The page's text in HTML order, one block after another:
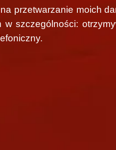
poprzez wysłanie
nazwisko, nazwę redakcji, adres
jest dobrowolne, ale
przekazane do państwa
https://
zawartych umów, których
przetwarzanie moich
w szczególności: